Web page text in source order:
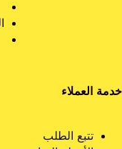
خدمة العملاء
تتبع الطلب